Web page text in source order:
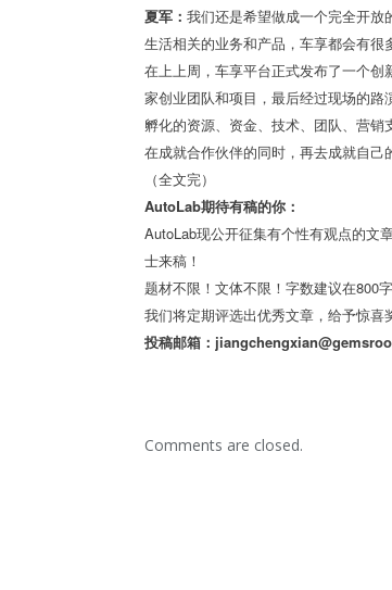
夏军： 我们还是希望做成一个完全开
生活相关的业务和产品，车享都会有很
在上上周，车享平台正式发布了一个
家创业团队和项目，最后经过现场的
孵化的资源、资金、技术、团队、营
在成就合作伙伴的同时，再去成就自己
（全文完）
AutoLab期待有稿的你：
AutoLab现公开征集有个性有观点的文
士来稿！
题材不限！文体不限！字数建议在800字
我们将定期评选出优秀文章，给予惊喜
投稿邮箱：
Comments are closed.